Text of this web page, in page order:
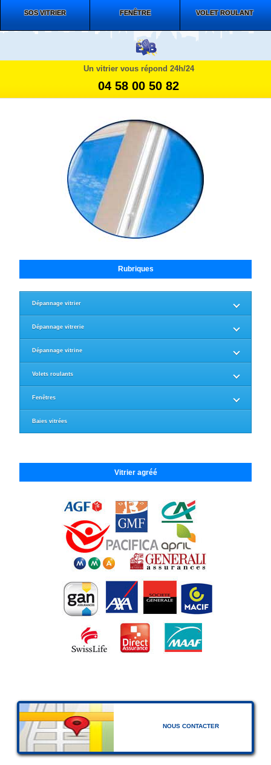
SOS VITRIER FENÊTRE VOLET ROULANT
Un vitrier vous répond 24h/24
04 58 00 50 82
Rubriques
Dépannage vitrier
Dépannage vitrerie
Dépannage vitrine
Volets roulants
Fenêtres
Baies vitrées
Vitrier agréé
NOUS CONTACTER